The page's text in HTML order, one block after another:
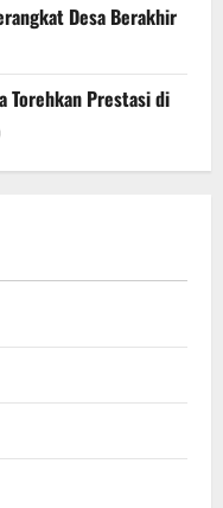
Desa Berakhir
Torehkan Prestasi di